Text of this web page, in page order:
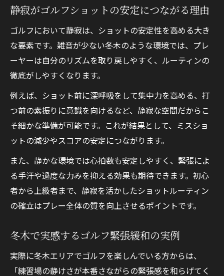
静寂がゴルフショットの安定につながる理由
ゴルフにおいて静寂は、ショットの安定性を高める大き
な要素です。雑音が少ない冬木のような環境では、プレ
ーヤーは自分のリズムを取り戻しやすく、ルーティンの
徹底がしやすくなります。
例えば、ショット前に深呼吸をして集中力を高める、打
つ前の素振りに意識を向けるなど、静寂な空間だからこ
そ細かな準備が可能です。これが結果として、ミスショ
ットの減少やスコアの安定につながります。
また、静かな環境では心拍数も安定しやすく、緊張によ
る手汗や過度な力みを抑える効果も期待できます。初心
者から上級者まで、静寂を活かしたショットルーティン
の確立はプレー全体の質を向上させるポイントです。
冬木で実感するゴルフ緊張緩和の実例
実際に冬木エリアでゴルフを楽しんでいる方からは、
「練習場の静けさが本番さながらの緊張感を和らげてく